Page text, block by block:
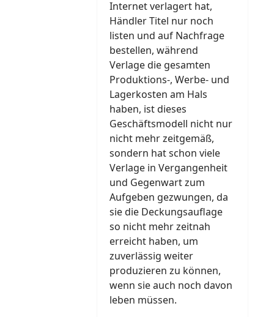
Internet verlagert hat,
Händler Titel nur noch
listen und auf Nachfrage
bestellen, während
Verlage die gesamten
Produktions-, Werbe- und
Lagerkosten am Hals
haben, ist dieses
Geschäftsmodell nicht nur
nicht mehr zeitgemäß,
sondern hat schon viele
Verlage in Vergangenheit
und Gegenwart zum
Aufgeben gezwungen, da
sie die Deckungsauflage
so nicht mehr zeitnah
erreicht haben, um
zuverlässig weiter
produzieren zu können,
wenn sie auch noch davon
leben müssen.